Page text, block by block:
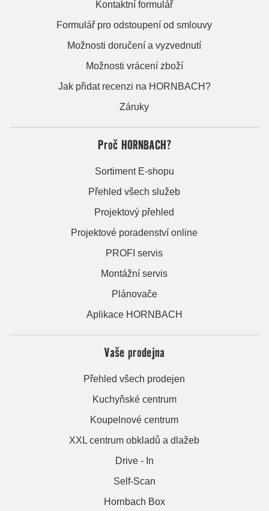
Kontaktní formulář
Formulář pro odstoupení od smlouvy
Možnosti doručení a vyzvednutí
Možnosti vrácení zboží
Jak přidat recenzi na HORNBACH?
Záruky
Proč HORNBACH?
Sortiment E-shopu
Přehled všech služeb
Projektový přehled
Projektové poradenství online
PROFI servis
Montážní servis
Plánovače
Aplikace HORNBACH
Vaše prodejna
Přehled všech prodejen
Kuchyňské centrum
Koupelnové centrum
XXL centrum obkladů a dlažeb
Drive - In
Self-Scan
Hornbach Box